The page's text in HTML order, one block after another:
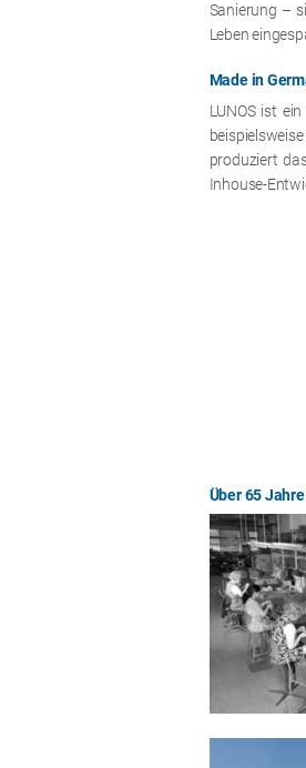
Sanierung –
Leben
Made in
LUNOS ist
produziert
Inhouse-
Über 65